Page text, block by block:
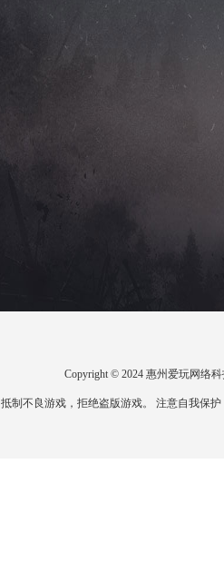
Copyright © 2024 惠州爱玩网络
抵制不良游戏，拒绝盗版游戏。 注意自我保